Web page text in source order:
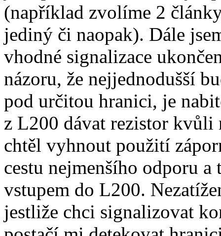
(například zvolíme 2
jediný či naopak). Dále
vhodné signalizace
názoru, že nejjednodušší
pod určitou hranici, je
z L200 dávat rezistor kvůli
chtěl vyhnout použití
cestu nejmenšího odporu
vstupem do L200.
jestliže chci signalizovat